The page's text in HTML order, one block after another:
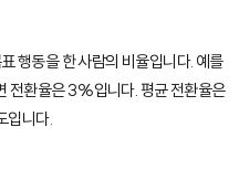
행동을 한 사람의 비율입니다. 예를
전환율은 3%입니다. 평균 전환율은
입니다.